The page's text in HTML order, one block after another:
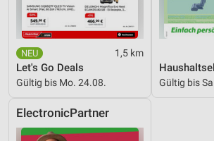
1,5 km
Let's Go Deals
Gültig bis Mo. 24.08. Gültig bis
ElectronicPartner